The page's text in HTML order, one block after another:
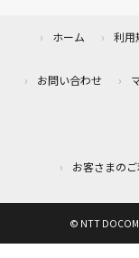
ホーム 利用
お問い合わせ
お客さまの
© NTT